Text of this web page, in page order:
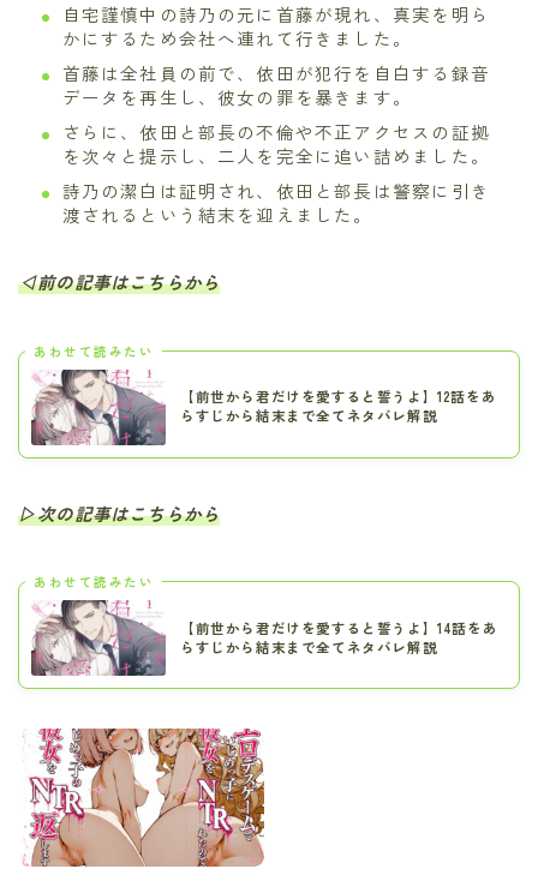
自宅謹慎中の詩乃の元に首藤が現れ、真実を明ら
かにするため会社へ連れて行きました。
首藤は全社員の前で、依田が犯行を自白する録音
データを再生し、彼女の罪を暴きます。
さらに、依田と部長の不倫や不正アクセスの証拠
を次々と提示し、二人を完全に追い詰めました。
詩乃の潔白は証明され、依田と部長は警察に引き
渡されるという結末を迎えました。
◁前の記事はこちらから
あわせて読みたい
【前世から君だけを愛すると誓うよ】12話をあ
らすじから結末まで全てネタバレ解説
▷次の記事はこちらから
あわせて読みたい
【前世から君だけを愛すると誓うよ】14話をあ
らすじから結末まで全てネタバレ解説